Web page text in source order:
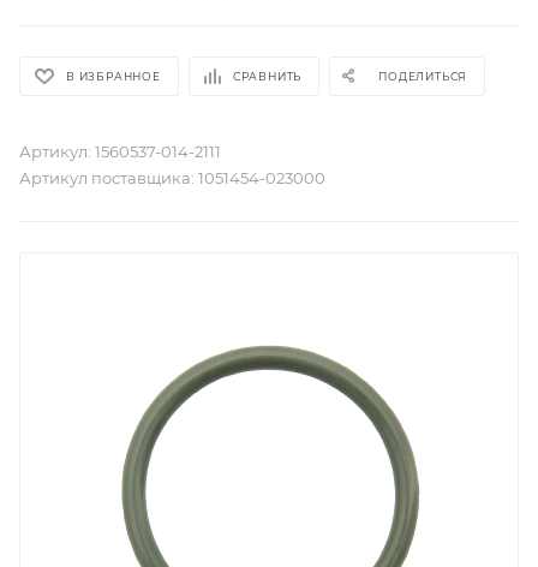
В ИЗБРАННОЕ СРАВНИТЬ ПОДЕЛИТЬСЯ
Артикул: 1560537-014-2111
Артикул поставщика: 1051454-023000